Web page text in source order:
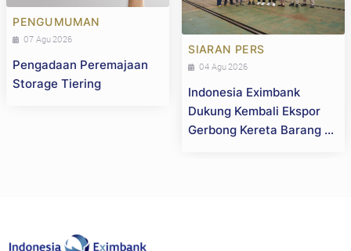
PENGUMUMAN
07 Agu 2026
Pengadaan Peremajaan
Storage Tiering
SIARAN PERS
04 Agu 2026
Indonesia Eximbank
Dukung Kembali Ekspor
Gerbong Kereta Barang ke